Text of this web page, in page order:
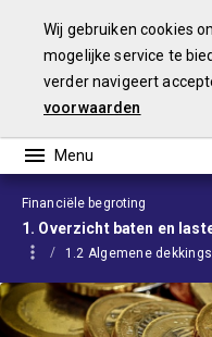
Wij gebruiken cookies
mogelijke service te
verder navigeert
voorwaarden
Financiële begroting
1. Overzicht baten en
1.2 Algemene